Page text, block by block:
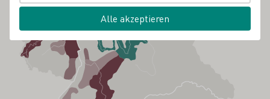
Alle akzeptieren